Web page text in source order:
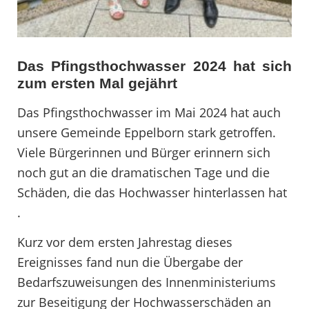
Das Pfingsthochwasser 2024 hat sich
zum ersten Mal gejährt
Das Pfingsthochwasser im Mai 2024 hat auch
unsere Gemeinde Eppelborn stark getroffen.
Viele Bürgerinnen und Bürger erinnern sich
noch gut an die dramatischen Tage und die
Schäden, die das Hochwasser hinterlassen hat
.
Kurz vor dem ersten Jahrestag dieses
Ereignisses fand nun die Übergabe der
Bedarfszuweisungen des Innenministeriums
zur Beseitigung der Hochwasserschäden an